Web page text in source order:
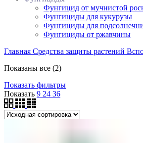
Фунгицид от мучнистой
Фунгициды для кукурузы
Фунгициды для
Фунгициды от ржавчины
Главная Средства защиты растений
Показаны все (2)
Показать фильтры
Показать 9 24 36